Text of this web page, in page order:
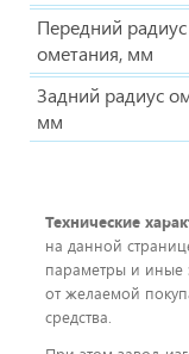
Передний радиус
ометания, мм
Задний радиус
мм
Технические
на данной
параметры и иные
от желаемой
средства.